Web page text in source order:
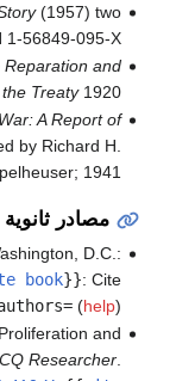
Story(1957) two
1-56849-095-X
Reparation and
of the Treaty1920.
War: A Report of
ed by Richard H.
1941.
مصادر ثانوية
. Washington, D.C.:
cite book }}:Cite
(help
Proliferation and
CQ Researcher